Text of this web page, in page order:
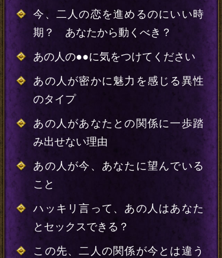
今、二人の恋を進めるのにいい時
期？ あなたから動くべき？
あの人の●●に気をつけてください
あの人が密かに魅力を感じる異性
のタイプ
あの人があなたとの関係に一歩踏
み出せない理由
あの人が今、あなたに望んでいる
こと
ハッキリ言って、あの人はあなた
とセックスできる？
この先、二人の関係が今とは違う